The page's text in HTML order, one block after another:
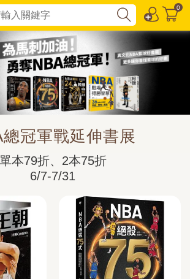
0
總冠軍戰延伸書展
單本79折、2本75折
6/7-7/31